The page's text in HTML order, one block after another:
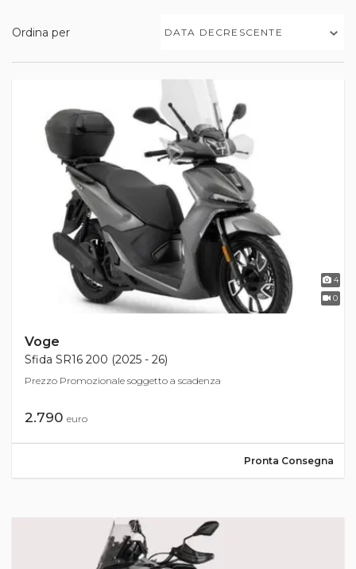
Ordina per DATA DECRESCENTE
4
0
Voge
Sfida SR16 200 (2025 - 26)
Prezzo Promozionale soggetto a scadenza
2.790 euro
Pronta Consegna